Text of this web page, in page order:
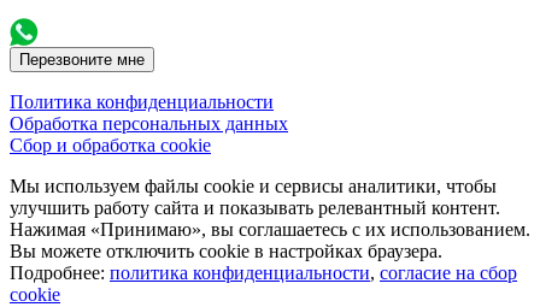
Перезвоните мне
Политика конфиденциальности
Обработка персональных данных
Сбор и обработка cookie
Мы используем файлы cookie и сервисы аналитики, чтобы
улучшить работу сайта и показывать релевантный контент.
Нажимая «Принимаю», вы соглашаетесь с их использованием.
Вы можете отключить cookie в настройках браузера.
Подробнее: политика конфиденциальности, согласие на сбор
cookie